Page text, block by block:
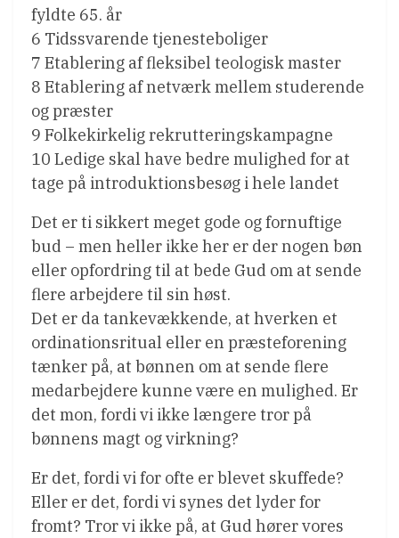
fyldte 65. år
6 Tidssvarende tjenesteboliger
7 Etablering af fleksibel teologisk master
8 Etablering af netværk mellem studerende
og præster
9 Folkekirkelig rekrutteringskampagne
10 Ledige skal have bedre mulighed for at
tage på introduktionsbesøg i hele landet
Det er ti sikkert meget gode og fornuftige
bud – men heller ikke her er der nogen bøn
eller opfordring til at bede Gud om at sende
flere arbejdere til sin høst.
Det er da tankevækkende, at hverken et
ordinationsritual eller en præsteforening
tænker på, at bønnen om at sende flere
medarbejdere kunne være en mulighed. Er
det mon, fordi vi ikke længere tror på
bønnens magt og virkning?
Er det, fordi vi for ofte er blevet skuffede?
Eller er det, fordi vi synes det lyder for
fromt? Tror vi ikke på, at Gud hører vores